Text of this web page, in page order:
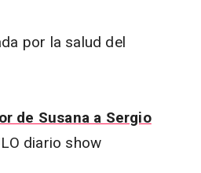
de Susana a Sergio
diario show